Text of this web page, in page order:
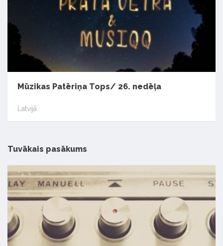
Mūzikas Patēriņa Tops/ 26. nedēļa
Latvijā
Tuvākais pasākums